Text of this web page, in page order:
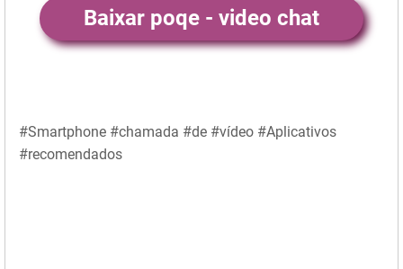
Baixar poqe - video chat
#Smartphone #chamada #de #vídeo #Aplicativos
#recomendados